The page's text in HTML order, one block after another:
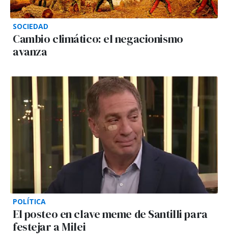
SOCIEDAD
Cambio climático: el negacionismo
avanza
POLÍTICA
El posteo en clave meme de Santilli para
festejar a Milei